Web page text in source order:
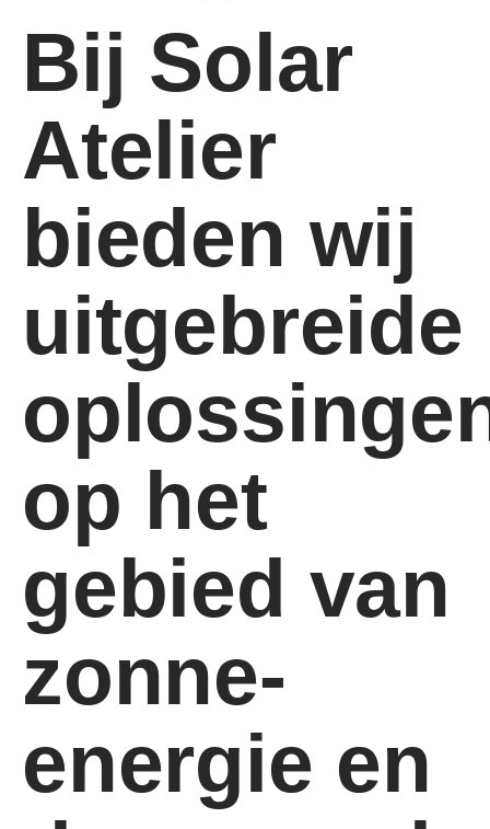
Bij Solar
Atelier
bieden wij
uitgebreide
op het
gebied van
zonne-
energie en